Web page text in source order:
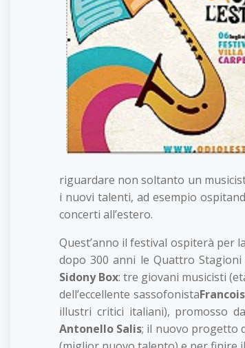
riguardare non soltanto un
i nuovi talenti, ad esempio
concerti all’estero.
Quest’anno il festival ospiterà per
dopo 300 anni le Quattro Stagioni
Sidony Box: tre giovani musicisti
dell’eccellente sassofonista
illustri critici italiani), promosso
Antonello Salis; il nuovo progetto